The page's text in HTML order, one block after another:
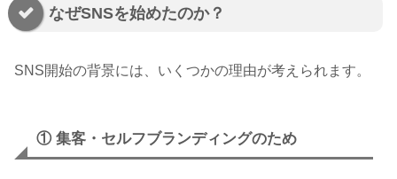
なぜSNSを始めたのか？
SNS開始の背景には、いくつかの理由が考えられます。
① 集客・セルフブランディングのため